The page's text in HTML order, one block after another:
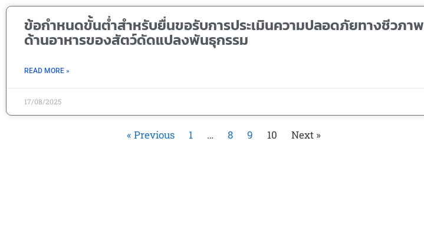
ข้อกำหนดขั้นต่ำสำหรับยื่นขอรับการประเมินความปลอดภัยทางชีวภาพ
ด้านอาหารของสัตว์ดัดแปลงพันธุกรรม
READ MORE »
17/08/2025
« Previous 1 … 8 9 10 Next »